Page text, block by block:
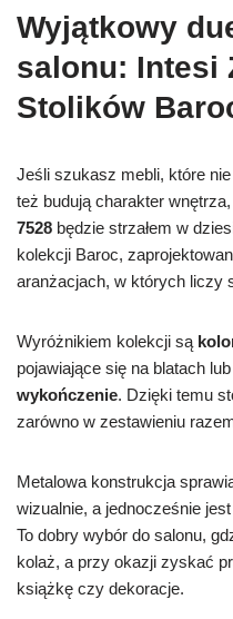
Wyjątkowy
salonu: Intesi
Stolików
Jeśli szukasz mebli, które
też budują charakter wnętrza,
7528 będzie strzałem w
kolekcji Baroc,
aranżacjach, w których liczy
Wyróżnikiem kolekcji są
pojawiające się na blatach
wykończenie. Dzięki temu
zarówno w zestawieniu
Metalowa konstrukcja
wizualnie, a jednocześnie
To dobry wybór do salonu,
kolaż, a przy okazji zyskać
książkę czy dekoracje.